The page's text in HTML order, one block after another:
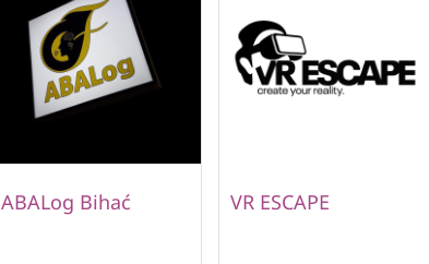
ABALog Bihać VR ESCAPE